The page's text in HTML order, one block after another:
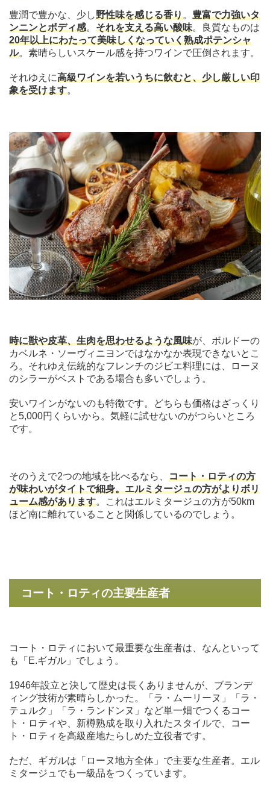
豊潤で豊かな、少し野性味を感じる香り。 豊富で力強いタ
ンニンとボディ感。 それを支える高い酸味。良質なものは
20年以上にわたって美味しくなっていく熟成ポテンシャ
ル。素晴らしいスケール感を持つワインで圧倒されます。
それゆえに高級ワインを若いうちに飲むと、少し厳しい印
象を受けます。
時に獣や皮革、生肉を思わせるような風味が、ボルドーの
カベルネ・ソーヴィニヨンではなかなか表現できないとこ
ろ。それゆえ伝統的なフレンチのジビエ料理には、ローヌ
のシラーがベストである場合も多いでしょう。
安いワインがないのも特徴です。どちらも価格はざっくり
と5,000円くらいから。気軽に試せないのがつらいところ
です。
そのうえで2つの地域を比べるなら、 コート・ロティの方
が味わいがタイトで細身。エルミタージュの方がよりボリ
ューム感があります。これはエルミタージュの方が50km
ほど南に離れていることと関係しているのでしょう。
コート・ロティの主要生産者
コート・ロティにおいて最重要な生産者は、なんといって
も「E.ギガル」でしょう。
1946年設立と決して歴史は長くありませんが、ブランデ
ィング技術が素晴らしかった。「ラ・ムーリーヌ」「ラ・
テュルク」「ラ・ランドンヌ」など単一畑でつくるコー
ト・ロティや、新樽熟成を取り入れたスタイルで、コー
ト・ロティを高級産地たらしめた立役者です。
ただ、ギガルは「ローヌ地方全体」で主要な生産者。エル
ミタージュでも一級品をつくっています。